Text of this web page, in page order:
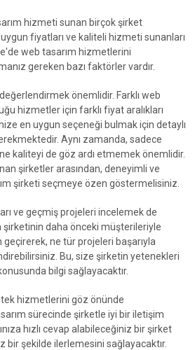
hizmeti sunan birçok şirket
fiyatları ve kaliteli hizmeti sunanları
web tasarım hizmetlerini
gereken bazı faktörler vardır.
önemlidir. Farklı web
hizmetler için farklı fiyat aralıkları
en uygun seçeneği bulmak için detaylı
Aynı zamanda, sadece
kaliteyi de göz ardı etmemek önemlidir.
şirketler arasından, deneyimli ve
şirketi seçmeye özen göstermelisiniz.
ve geçmiş projeleri incelemek de
şirketinin daha önceki müşterileriyle
geçirerek, ne tür projeleri başarıyla
Bu, size şirketin yetenekleri
bilgi sağlayacaktır.
hizmetlerini göz önünde
sürecinde şirketle iyi bir iletişim
hızlı cevap alabileceğiniz bir şirket
bir şekilde ilerlemesini sağlayacaktır.